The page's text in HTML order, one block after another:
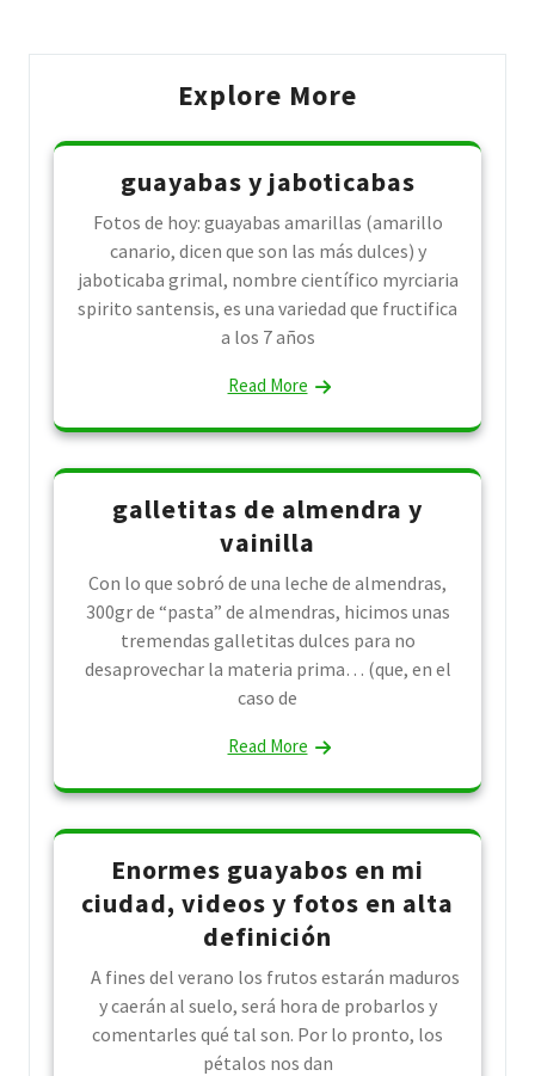
Explore More
guayabas y jaboticabas
Fotos de hoy: guayabas amarillas (amarillo
canario, dicen que son las más dulces) y
jaboticaba grimal, nombre científico myrciaria
spirito santensis, es una variedad que fructifica
a los 7 años
Read More
galletitas de almendra y
vainilla
Con lo que sobró de una leche de almendras,
300gr de “pasta” de almendras, hicimos unas
tremendas galletitas dulces para no
desaprovechar la materia prima… (que, en el
caso de
Read More
Enormes guayabos en mi
ciudad, videos y fotos en alta
definición
A fines del verano los frutos estarán maduros
y caerán al suelo, será hora de probarlos y
comentarles qué tal son. Por lo pronto, los
pétalos nos dan